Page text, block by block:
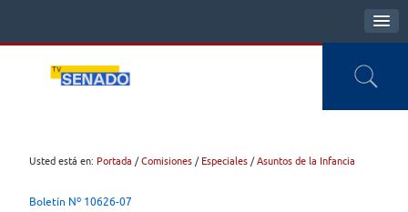
Usted está en: Portada /Comisiones / Especiales /Asuntos de la Infancia
Boletín Nº 10626-07